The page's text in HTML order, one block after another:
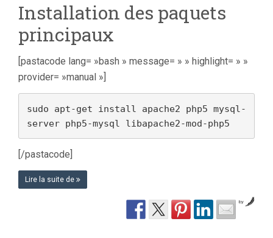
Installation des paquets
principaux
[pastacode lang= »bash » message= » » highlight= » »
provider= »manual »]
sudo apt-get install apache2 php5 mysql-
server php5-mysql libapache2-mod-php5
[/pastacode]
Lire la suite de
by